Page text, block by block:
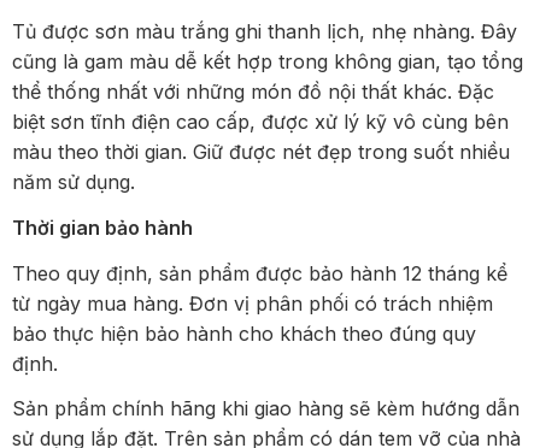
Tủ được sơn màu trắng ghi thanh lịch, nhẹ nhàng. Đây
cũng là gam màu dễ kết hợp trong không gian, tạo tổng
thể thống nhất với những món đồ nội thất khác. Đặc
biệt sơn tĩnh điện cao cấp, được xử lý kỹ vô cùng bên
màu theo thời gian. Giữ được nét đẹp trong suốt nhiều
năm sử dụng.
Thời gian bảo hành
Theo quy định, sản phẩm được bảo hành 12 tháng kể
từ ngày mua hàng. Đơn vị phân phối có trách nhiệm
bảo thực hiện bảo hành cho khách theo đúng quy
định.
Sản phẩm chính hãng khi giao hàng sẽ kèm hướng dẫn
sử dụng lắp đặt. Trên sản phẩm có dán tem vỡ của nhà